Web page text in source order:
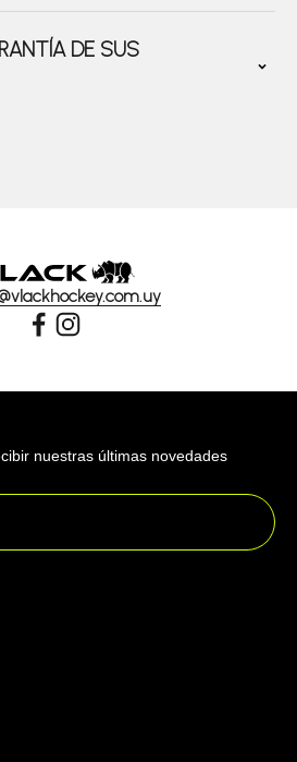
DE SUS
nuestras últimas novedades